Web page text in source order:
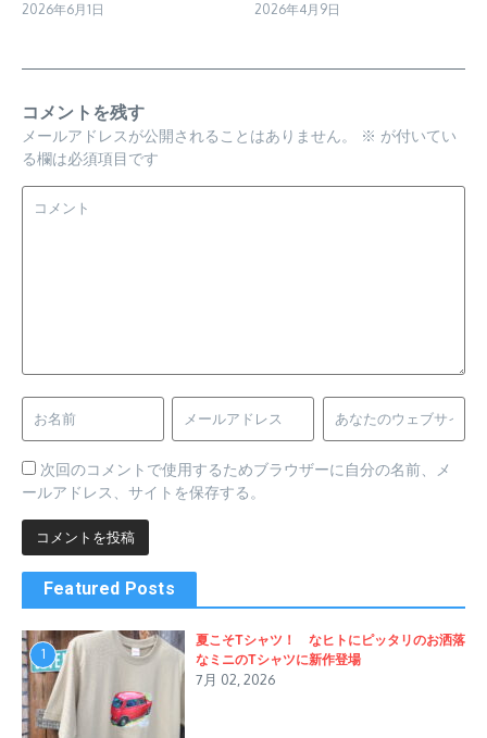
2026年6月1日 2026年4月9日
コメントを残す
メールアドレスが公開されることはありません。 ※ が付いてい
る欄は必須項目です
次回のコメントで使用するためブラウザーに自分の名前、メ
ールアドレス、サイトを保存する。
Featured Posts
1
夏こそTシャツ！ なヒトにピッタリのお洒落
なミニのTシャツに新作登場
7月 02, 2026